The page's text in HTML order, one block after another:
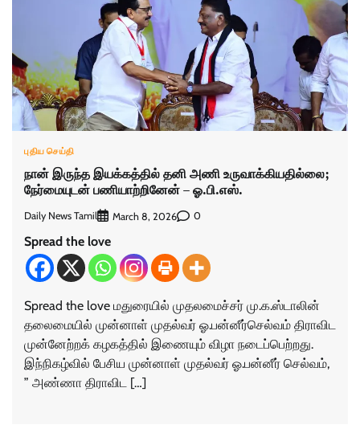
புதிய செய்தி
நான் இருந்த இயக்கத்தில் தனி அணி உருவாக்கியதில்லை;
நேர்மையுடன் பணியாற்றினேன் – ஓ.பி.எஸ்.
Daily News Tamil March 8, 2026 0
Spread the love
Spread the love மதுரையில் முதலமைச்சர் மு.க.ஸ்டாலின்
தலைமையில் முன்னாள் முதல்வர் ஓ.பன்னீர்செல்வம் திராவிட
முன்னேற்றக் கழகத்தில் இணையும் விழா நடைப்பெற்றது.
இந்நிகழ்வில் பேசிய முன்னாள் முதல்வர் ஓ.பன்னீர் செல்வம்,
” அண்ணா திராவிட […]